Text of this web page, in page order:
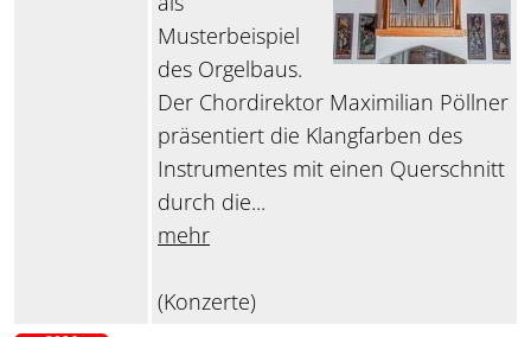
Musterbeispiel
des Orgelbaus.
Der Chordirektor Maximilian Pöllner
präsentiert die Klangfarben des
Instrumentes mit einen Querschnitt
durch die...
mehr
(Konzerte)